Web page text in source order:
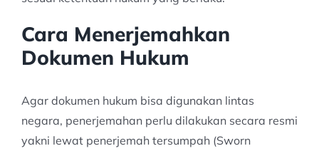
Cara Menerjemahkan
Dokumen Hukum
Agar dokumen hukum bisa digunakan lintas
negara, penerjemahan perlu dilakukan secara resmi
yakni lewat penerjemah tersumpah (Sworn